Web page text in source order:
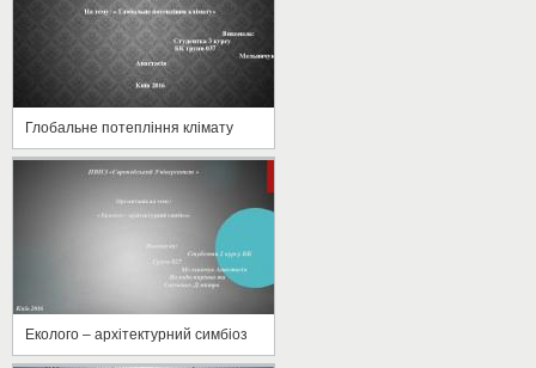
Глобальне потепління клімату
Еколого – архітектурний симбіоз